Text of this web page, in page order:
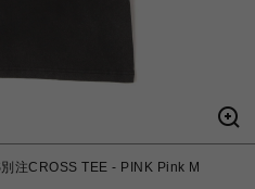
注CROSS TEE - PINK Pink M